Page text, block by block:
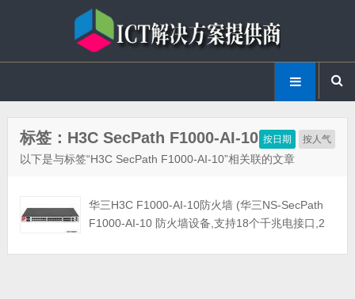
按日期 按人气
标签：H3C SecPath F1000-AI-10
以下是与标签“H3C SecPath F1000-AI-10”相关联的文章
华三H3C F1000-AI-10防火墙 (华三NS-SecPath
F1000-AI-10 防火墙设备,支持18个千兆电接口,2